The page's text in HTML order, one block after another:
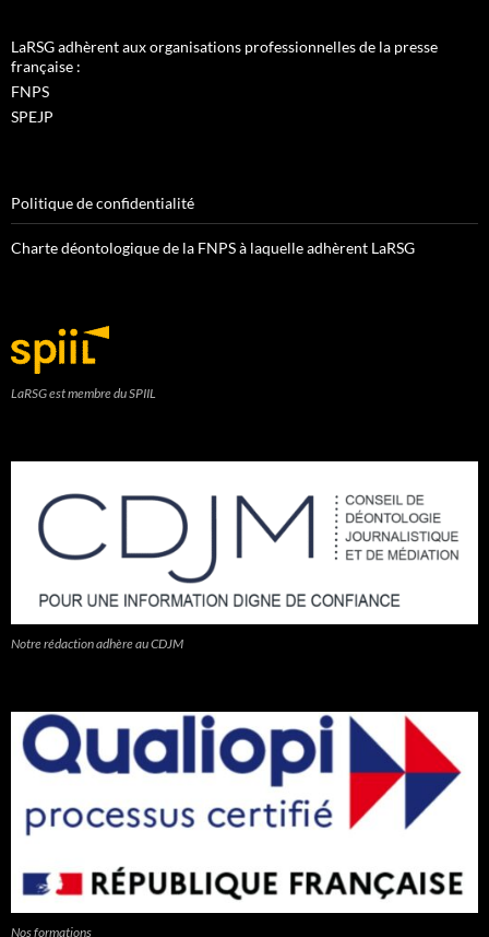
LaRSG adhèrent aux organisations professionnelles de la presse
française :
FNPS
SPEJP
Politique de confidentialité
Charte déontologique de la FNPS à laquelle adhèrent LaRSG
LaRSG est membre du SPIIL
Notre rédaction adhère au CDJM
Nos formations